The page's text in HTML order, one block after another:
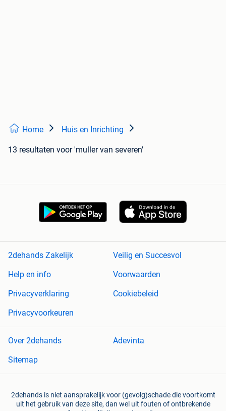
Home Huis en Inrichting
13 resultaten voor 'muller van severen'
2dehands Zakelijk
Veilig en Succesvol
Help en info
Voorwaarden
Privacyverklaring
Cookiebeleid
Privacyvoorkeuren
Over 2dehands
Adevinta
Sitemap
2dehands is niet aansprakelijk voor (gevolg)schade die voortkomt
uit het gebruik van deze site, dan wel uit fouten of ontbrekende